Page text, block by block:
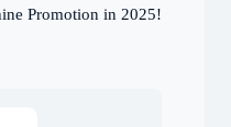
Promotion in 2025!